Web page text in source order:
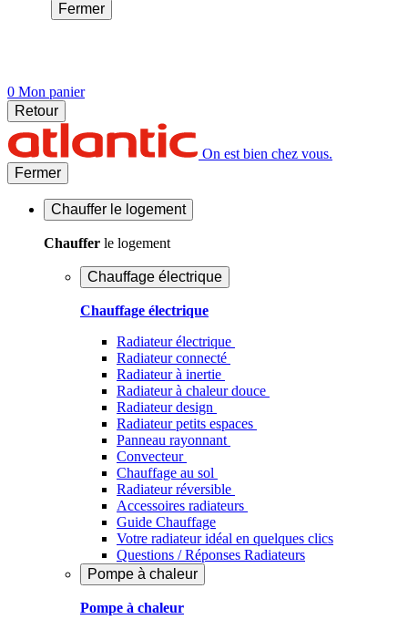
Fermer
0 Mon panier
Retour
On est bien chez vous.
Fermer
Chauffer le logement
Chauffer le logement
Chauffage électrique
Chauffage électrique
Radiateur électrique
Radiateur connecté
Radiateur à inertie
Radiateur à chaleur douce
Radiateur design
Radiateur petits espaces
Panneau rayonnant
Convecteur
Chauffage au sol
Radiateur réversible
Accessoires radiateurs
Guide Chauffage
Votre radiateur idéal en quelques clics
Questions / Réponses Radiateurs
Pompe à chaleur
Pompe à chaleur